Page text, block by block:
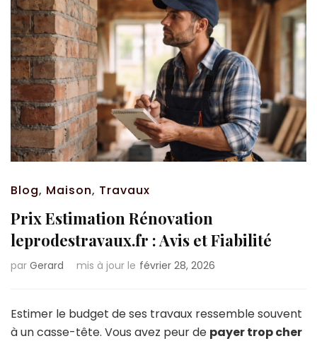
Blog, Maison, Travaux
Prix Estimation Rénovation
leprodestravaux.fr : Avis et Fiabilité
par Gerard mis à jour le février 28, 2026
Estimer le budget de ses travaux ressemble souvent
à un casse-tête. Vous avez peur de payer trop cher